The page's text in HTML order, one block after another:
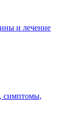
и лечение
симптомы,